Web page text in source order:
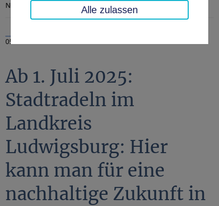
Nachrichten
05.06.2025
Ab 1. Juli 2025:
Stadtradeln im
Landkreis
Ludwigsburg: Hier
kann man für eine
nachhaltige Zukunft in
Alle zulassen